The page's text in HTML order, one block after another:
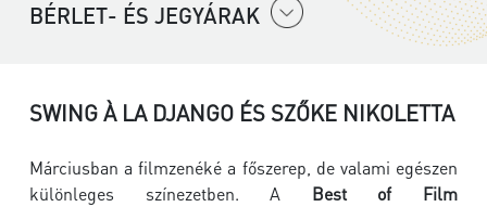
BÉRLET- ÉS JEGYÁRAK
SWING À LA DJANGO ÉS SZŐKE NIKOLETTA
Márciusban a filmzenéké a főszerep, de valami egészen
különleges színezetben. A Best of Film